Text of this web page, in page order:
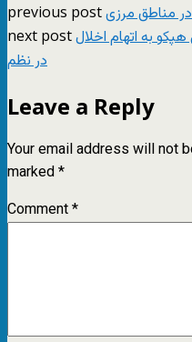
previous postمناطق مرزی
next postبه اتهام اخلال
در نظم
Leave a Reply
Your email address will not
marked*
Comment*